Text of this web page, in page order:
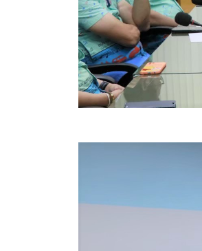
ยกเลิกประกาศผู้ชนะ
เปลี่ยนแปลงประกาศผู้ชนะ
เปลี่ยนแปลงประกาศเชิญชวน
ประกาศกำหนดอายุการใช้ง
คู่มือการปฏิบัติงานฝ่ายทะเบี